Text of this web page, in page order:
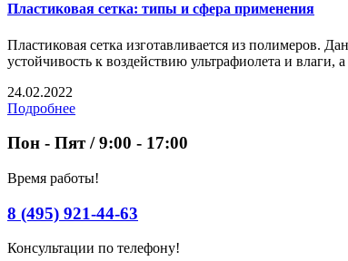
Пластиковая сетка: типы и сфера применения
Пластиковая сетка изготавливается из полимеров.
устойчивость к воздействию ультрафиолета и
24.02.2022
Подробнее
Пон - Пят / 9:00 - 17:00
Время работы!
8 (495) 921-44-63
Консультации по телефону!